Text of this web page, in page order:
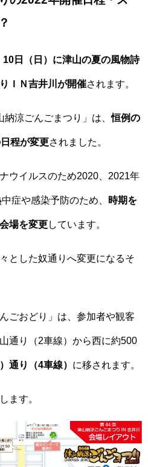
日（日）に津山の夏の風物詩
ＩＮ吉井川が開催されます。
納涼ごんごまつり」は、恒例の
程が変更されました。
ウイルスのため2020、2021年
症や感染予防のため、 時期を
場を変更しています。
とした奴通りへ変更になるそ
ごおどり」は、参加者や観客
通り（2車線）から西に約500
通り（4車線） に移されます。
ます。